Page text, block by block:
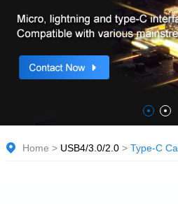
Home > USB4/3.0/2.0> Type-C